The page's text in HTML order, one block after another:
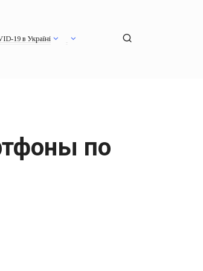
19 в Україні
по